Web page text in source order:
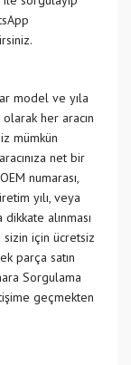
model ve yıla
her aracın
mümkün
net bir
numarası,
yılı, veya
alınması
sizin için ücretsiz
parça satın
Sorgulama
geçmekten